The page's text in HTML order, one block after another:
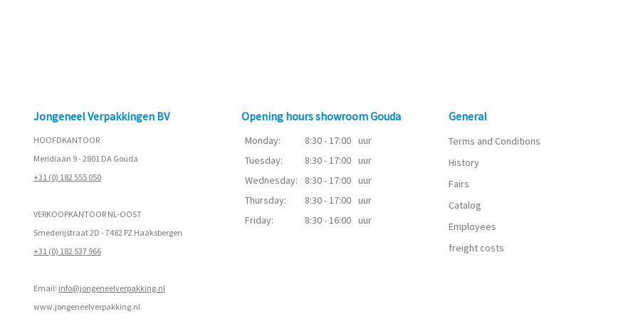
Jongeneel Verpakkingen BV
HOOFDKANTOOR
Meridiaan 9 - 2801 DA Gouda
+31 (0) 182 555 050
VERKOOPKANTOOR NL-OOST
Smederijstraat 2D - 7482 PZ Haaksbergen
+31 (0) 182 537 966
Email: info@jongeneelverpakking.nl
www.jongeneelverpakking.nl
Opening hours showroom Gouda
Monday: 8:30 - 17:00 uur
Tuesday:
8:30 - 17:00 uur
Wednesday:
8:30 - 17:00 uur
Thursday:
8:30 - 17:00 uur
Friday:
8:30 - 16:00 uur
General
Terms and Conditions
History
Fairs
Catalog
Employees
freight costs